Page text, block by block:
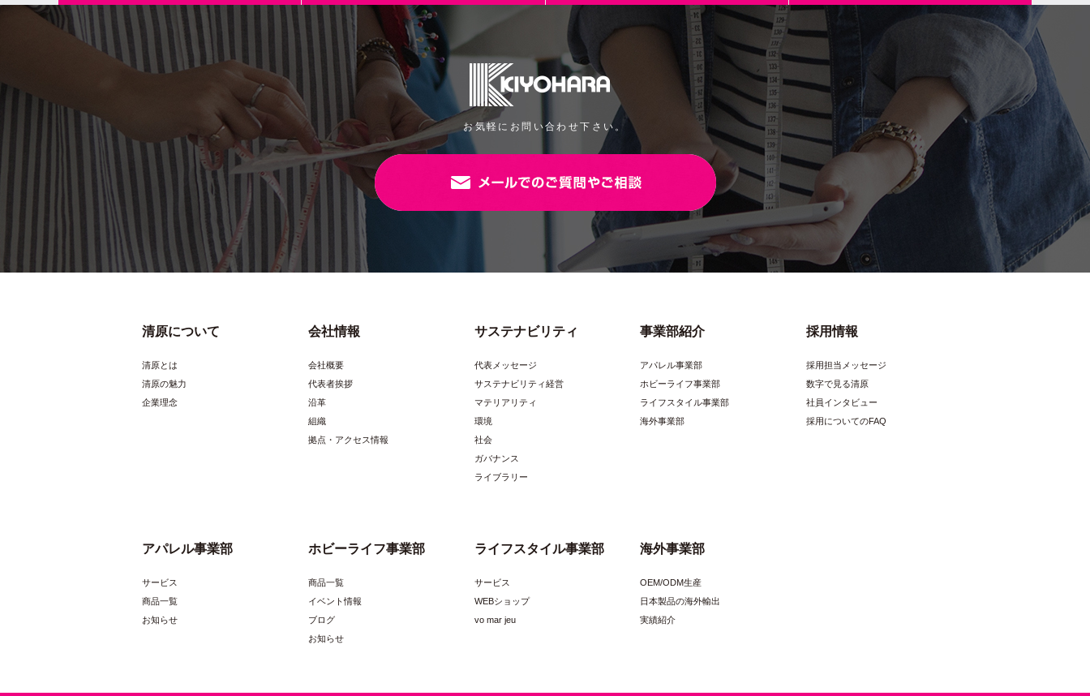
参考小売価格
￥580-
生産国/原産国
中国
水、酢酸ビニル、グリセリン、他 出荷単位:1本
規格内容量 ホイップ50G 1本、絞り口 1個 パッケージサイズ W80mm×H135mm×D30mm
本体サイズ W46mm×H108mm×D28mm JANコード 4965492258772
商品名 DW-06 / G
参考小売価格
（税抜）
生産国/原産国
中国
参考小売価格
（税抜）
水、酢酸ビニル、グリセリン、他
本体サイズ W46mm×H108mm×D28mm JANコード
お気軽にお問い合わせ下さい。
清原について
清原とは
清原の魅力
企業理念
会社情報
会社概要
代表者挨拶
沿革
組織
拠点・アクセス情報
サステナビリティ
代表メッセージ
サステナビリティ経営
マテリアリティ
環境
社会
ガバナンス
ライブラリー
事業部紹介
アパレル事業部
ホビーライフ事業部
ライフスタイル事業部
海外事業部
採用情報
採用担当メッセージ
数字で見る清原
社員インタビュー
採用についてのFAQ
アパレル事業部
サービス
商品一覧
お知らせ
ホビーライフ事業部
商品一覧
イベント情報
ブログ
お知らせ
ライフスタイル事業部
サービス
WEBショップ
vo mar jeu
海外事業部
OEM/ODM生産
日本製品の海外輸出
実績紹介